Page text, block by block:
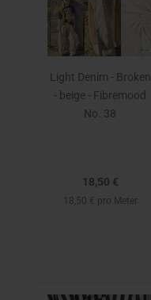
Light Denim - Broken
- beige - Fibremood
No. 38
18,50 €
18,50 € pro Meter